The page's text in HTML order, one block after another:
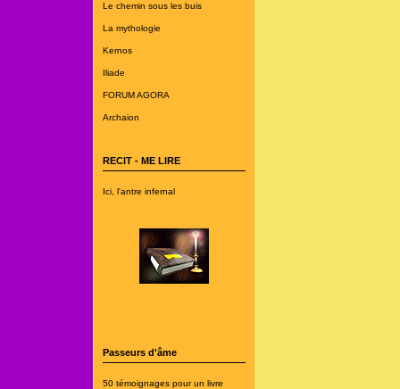
Le chemin sous les buis
La mythologie
Kernos
Iliade
FORUM AGORA
Archaion
RECIT - ME LIRE
Ici, l'antre infernal
Passeurs d'âme
50 témoignages pour un livre